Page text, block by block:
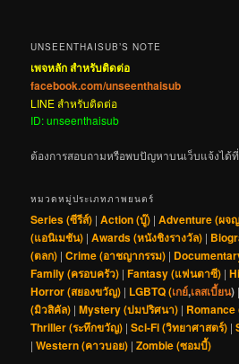
UNSEENTHAISUB’S NOTE
เพจหลัก สำหรับติดต่อ
facebook.com/unseenthaisub
LINE สำหรับติดต่อ
ID: unseenthaisub
ต้องการสอบถามหรือพบปัญหาบนเว็บแจ้งได้ที่
หมวดหมู่ประเภทภาพยนตร์
Series (ซีรีส์) |Action (บู๊) |Adventure (ผจ
(แอนิเมชัน) |Awards (หนังชิงรางวัล) |
(ตลก) |Crime (อาชญากรรม) |
Family (ครอบครัว) |Fantasy (แฟนตาซี) |
Horror (สยองขวัญ) | LGBTQ (เกย์,เลสเบี้ยน)
(มิวสิคัล) |Mystery (ปมปริศนา) | Romance
Thriller (ระทึกขวัญ) |Sci-Fi (วิทยาศาสตร์) |
|Western (คาวบอย) |Zombie (ซอมบี้)